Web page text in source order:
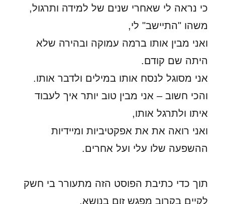
כי נראה לי שאחרי שנים של למידה ותרגול,
משהו "התיישב" לי,
ואני מבין אותו ברמה עמוקה ובהירה שלא
היתה שם קודם.
אני מסוגל לנסח אותו במילים ולדבר אותו.
והכי חשוב – אני מבין טוב יותר איך לעבוד
איתו ולתרגל אותו,
ואני רואה את את אפקטיביות ומיידיות
ההשפעה שלו עלי ועל אחרים.
תוך כדי כתיבת הפוסט הזה מתעורר בי חשק
לקיים בקרוב מפגש זום בנושא,